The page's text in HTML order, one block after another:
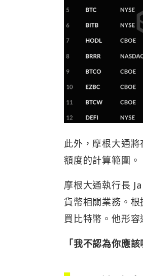
此外，摩根大通
額度的計算範圍。
摩根大通執行長
貨幣相關業務。
買比特幣。他形
「我不認為你應